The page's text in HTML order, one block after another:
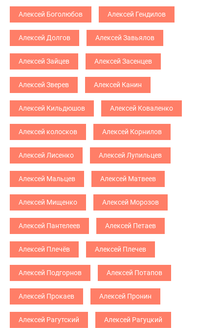
Алексей Боголюбов Алексей Гендилов
Алексей Долгов Алексей Завьялов
Алексей Зайцев Алексей Засенцев
Алексей Зверев Алексей Канин
Алексей Кильдюшов Алексей Коваленко
Алексей колосков Алексей Корнилов
Алексей Лисенко Алексей Лупильцев
Алексей Мальцев Алексей Матвеев
Алексей Мищенко Алексей Морозов
Алексей Пантелеев Алексей Петаев
Алексей Плечёв Алексей Плечев
Алексей Подгорнов Алексей Потапов
Алексей Прокаев Алексей Пронин
Алексей Рагутский Алексей Рагуцкий